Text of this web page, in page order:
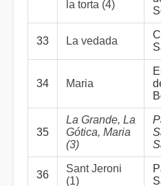
la torta (4)
33 La vedada
34 Maria
35
La Grande, La
Gótica, Maria
(3)
36
Sant Jeroni
(1)